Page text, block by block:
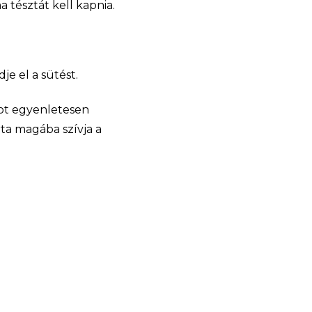
tésztát kell kapnia.
el a sütést.
egyenletesen
magába szívja a